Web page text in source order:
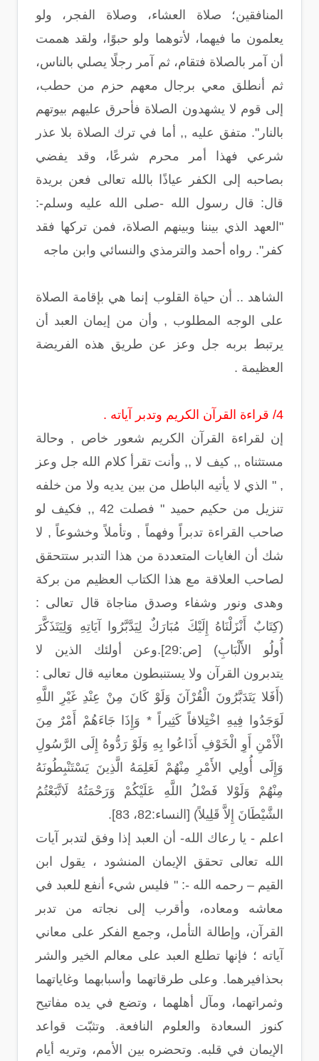
المنافقين؛ صلاة العشاء، وصلاة الفجر، ولو
يعلمون ما فيهما، لأتوهما ولو حبوًا، ولقد هممت
أن آمر بالصلاة فتقام، ثم آمر رجلًا يصلي بالناس،
ثم أنطلق معي برجال معهم حزم من حطب،
إلى قوم لا يشهدون الصلاة فأحرق عليهم بيوتهم
بالنار". متفق عليه ,, أما في ترك الصلاة بلا عذر
شرعي فهذا أمر محرم شرعًا، وقد يفضي
بصاحبه إلى الكفر عياذًا بالله تعالى فعن بريدة
قال: قال رسول الله -صلى الله عليه وسلم-:
"العهد الذي بيننا وبينهم الصلاة، فمن تركها فقد
كفر". رواه أحمد والترمذي والنسائي وابن ماجه
الشاهد .. أن حياة القلوب إنما هي بإقامة الصلاة
على الوجه المطلوب , وأن من إيمان العبد أن
يرتبط بربه جل وعز عن طريق هذه الفريضة
العظيمة .
4/ قراءة القرآن الكريم وتدبر آياته .
إن لقراءة القرآن الكريم شعور خاص , وحالة
مستثناه ,, كيف لا ,, وأنت تقرأ كلام الله جل وعز
, " الذي لا يأتيه الباطل من بين يديه ولا من خلفه
تنزيل من حكيم حميد " فصلت 42 ,, فكيف لو
صاحب القراءة تدبراً وفهماً , وتأملاً وخشوعاً , لا
شك أن الغايات المتعددة من هذا التدبر ستتحقق
لصاحب العلاقة مع هذا الكتاب العظيم من بركة
وهدى ونور وشفاء وصدق مناجاة قال تعالى :
(كِتَابٌ أَنْزَلْنَاهُ إِلَيْكَ مُبَارَكٌ لِيَدَّبَّرُوا آيَاتِهِ وَلِيَتَذَكَّرَ
أُولُو الأَلْبَابِ) [ص:29].وعن أولئك الذين لا
يتدبرون القرآن ولا يستنبطون معانيه قال تعالى :
(أَفَلا يَتَدَبَّرُونَ الْقُرْآنَ وَلَوْ كَانَ مِنْ عِنْدِ غَيْرِ اللَّهِ
لَوَجَدُوا فِيهِ اخْتِلافاً كَثِيراً * وَإِذَا جَاءَهُمْ أَمْرٌ مِنَ
الْأَمْنِ أَوِ الْخَوْفِ أَذَاعُوا بِهِ وَلَوْ رَدُّوهُ إِلَى الرَّسُولِ
وَإِلَى أُولِي الأَمْرِ مِنْهُمْ لَعَلِمَهُ الَّذِينَ يَسْتَنْبِطُونَهُ
مِنْهُمْ وَلَوْلا فَضْلُ اللَّهِ عَلَيْكُمْ وَرَحْمَتُهُ لَاتَّبَعْتُمُ
الشَّيْطَانَ إِلاَّ قَلِيلاً) [النساء:82، 83].
اعلم - يا رعاك الله- أن العبد إذا وفق لتدبر آيات
الله تعالى تحقق الإيمان المنشود ، يقول ابن
القيم – رحمه الله -: " فليس شيء أنفع للعبد في
معاشه ومعاده، وأقرب إلى نجاته من تدبر
القرآن، وإطالة التأمل، وجمع الفكر على معاني
آياته ؛ فإنها تطلع العبد على معالم الخير والشر
بحذافيرهما. وعلى طرقاتهما وأسبابهما وغاياتهما
وثمراتهما، ومآل أهلهما ، وتضع في يده مفاتيح
كنوز السعادة والعلوم النافعة. وتثبّت قواعد
الإيمان في قلبه. وتحضره بين الأمم، وتريه أيام